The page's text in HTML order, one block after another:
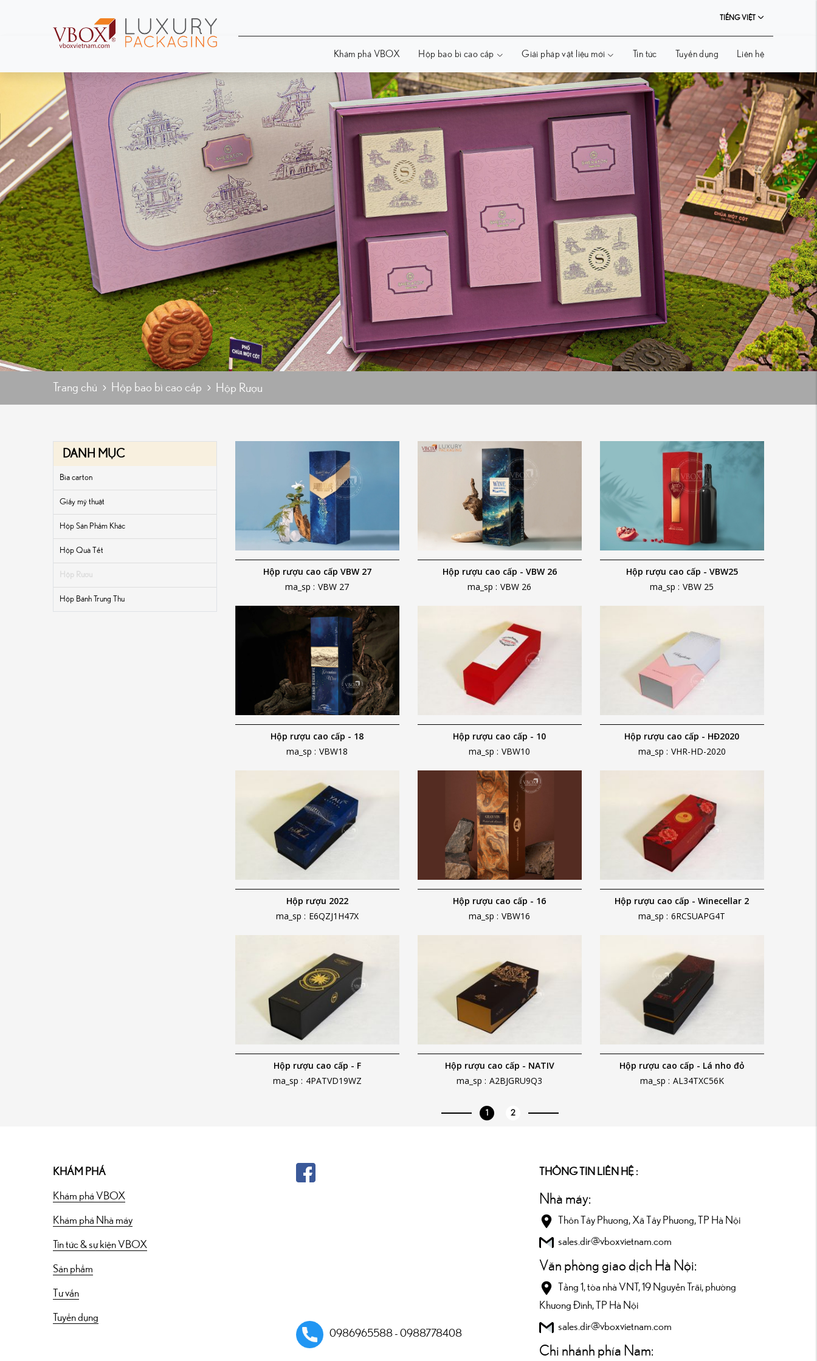
TIẾNG VIỆT
Khám phá VBOX Hộp bao bì cao cấp Giải pháp vật liệu mới Tin tức Tuyển dụng Liên hệ
Trang chủ Hộp bao bì cao cấp Hộp Rượu
DANH MỤC
Bìa carton
Giấy mỹ thuật
Hộp Sản Phẩm Khác
Hộp Quà Tết
Hộp Rượu
Hộp Bánh Trung Thu
Hộp rượu cao cấp VBW 27
ma_sp : VBW 27
Hộp rượu cao cấp - VBW 26
ma_sp : VBW 26
Hộp rượu cao cấp - VBW25
ma_sp : VBW 25
Hộp rượu cao cấp - 18
ma_sp : VBW18
Hộp rượu cao cấp - 10
ma_sp : VBW10
Hộp rượu cao cấp - HĐ2020
ma_sp : VHR-HD-2020
Hộp rượu 2022
ma_sp : E6QZJ1H47X
Hộp rượu cao cấp - 16
ma_sp : VBW16
Hộp rượu cao cấp - Winecellar 2
ma_sp : 6RCSUAPG4T
Hộp rượu cao cấp - F
ma_sp : 4PATVD19WZ
Hộp rượu cao cấp - NATIV
ma_sp : A2BJGRU9Q3
Hộp rượu cao cấp - Lá nho đỏ
ma_sp : AL34TXC56K
1 2
KHÁM PHÁ
Khám phá VBOX
Khám phá Nhà máy
Tin tức & sự kiện VBOX
Sản phẩm
Tư vấn
Tuyển dụng
0986965588 - 0988778408
THÔNG TIN LIÊN HỆ :
Nhà máy:
Thôn Tây Phương, Xã Tây Phương, TP Hà Nội
sales.dir@vboxvietnam.com
Văn phòng giao dịch Hà Nội:
Tầng 1, tòa nhà VNT, 19 Nguyễn Trãi, phường
Khương Đình, TP Hà Nội
sales.dir@vboxvietnam.com
Chi nhánh phía Nam: